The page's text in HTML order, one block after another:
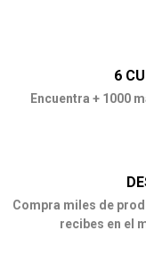
6
Encuentra + 1000
Compra miles de
recibes en el